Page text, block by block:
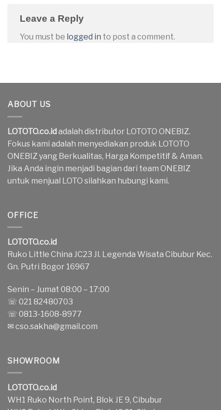
Leave a Reply
You must be logged in to post a comment.
ABOUT US
LOTOTO.co.idadalah distributor LOTOTO ONEBIZ.
Fokus kami adalah menyediakan produk LOTOTO
ONEBIZ yang Berkualitas, Harga Kompetitif & Aman.
Jika Anda ingin menjadi bagian dari team ONEBIZ
untuk menjual LOTO silahkan hubungi kami.
OFFICE
LOTOTO.co.id
Ruko Little China JC23 Jl. Legenda Wisata Cibubur Kec.
Gn. Putri Bogor 16967
Senin – Jumat 08:00 – 17:00
☏ 021 82480703
☏ 0813-1608-8977
✉cso.sakha@gmail.com
SHOWROOM
LOTOTO.co.id
WH1 Ruko North Point, Blok JE 9, Cibubur